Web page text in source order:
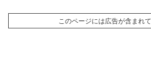
このページには広告が含まれ